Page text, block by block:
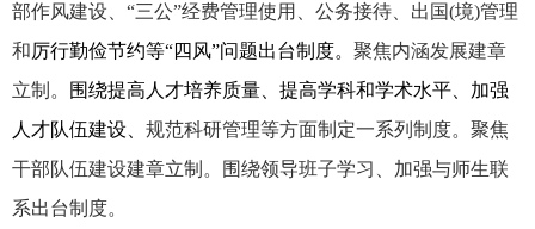
部作风建设、“三公”经费管理使用、公务接待、出国(境)管理
和厉行勤俭节约等“四风”问题出台制度。 聚焦内涵发展建章
立制。
围绕提高人才培养质量、提高学科和学术水平、加强
人才队伍建设、 规范科研管理等方面制定一系列制度。聚焦
干部队伍建设建章立制。围绕领导班子学习、加强与师生联
系出台制度。